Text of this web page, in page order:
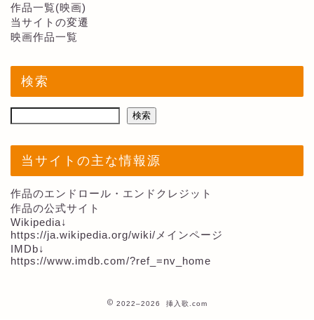
作品一覧(映画)
当サイトの変遷
映画作品一覧
検索
検索
当サイトの主な情報源
作品のエンドロール・エンドクレジット
作品の公式サイト
Wikipedia↓
https://ja.wikipedia.org/wiki/メインページ
IMDb↓
https://www.imdb.com/?ref_=nv_home
2022–2026 挿入歌.com